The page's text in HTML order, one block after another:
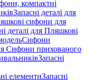
компактні
Запасні деталі для
сифони для
деталі для Пляшкові
Сифони
Сифони прихованого
Запасні
елементиЗапасні